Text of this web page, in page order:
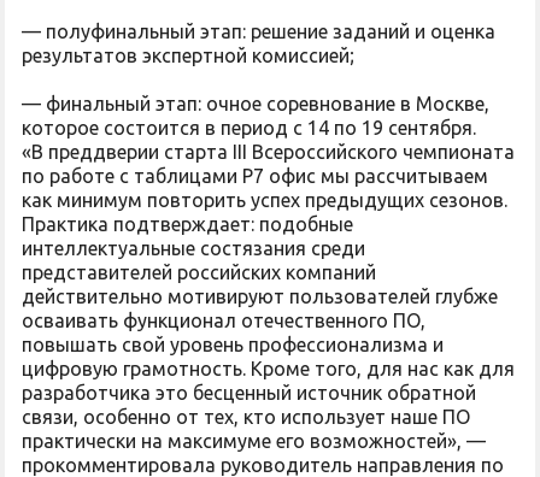
— полуфинальный этап: решение заданий и оценка
результатов экспертной комиссией;
— финальный этап: очное соревнование в Москве,
которое состоится в период с 14 по 19 сентября.
«В преддверии старта III Всероссийского чемпионата
по работе с таблицами Р7 офис мы рассчитываем
как минимум повторить успех предыдущих сезонов.
Практика подтверждает: подобные
интеллектуальные состязания среди
представителей российских компаний
действительно мотивируют пользователей глубже
осваивать функционал отечественного ПО,
повышать свой уровень профессионализма и
цифровую грамотность. Кроме того, для нас как для
разработчика это бесценный источник обратной
связи, особенно от тех, кто использует наше ПО
практически на максимуме его возможностей», —
прокомментировала руководитель направления по